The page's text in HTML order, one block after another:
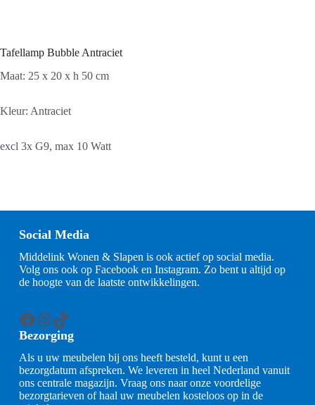
Tafellamp Bubble Antraciet
Maat: 25 x 20 x h 50 cm
Kleur: Antraciet
excl 3x G9, max 10 Watt
Social Media
Middelink Wonen & Slapen is ook actief op social media.
Volg ons ook op Facebook en Instagram. Zo bent u altijd op
de hoogte van de laatste ontwikkelingen.
Facebook
Instagram
TikTok
Bezorging
Als u uw meubelen bij ons heeft besteld, kunt u een
bezorgdatum afspreken. We leveren in heel Nederland vanuit
ons centrale magazijn. Vraag ons naar onze voordelige
bezorgtarieven of haal uw meubelen kosteloos op in de